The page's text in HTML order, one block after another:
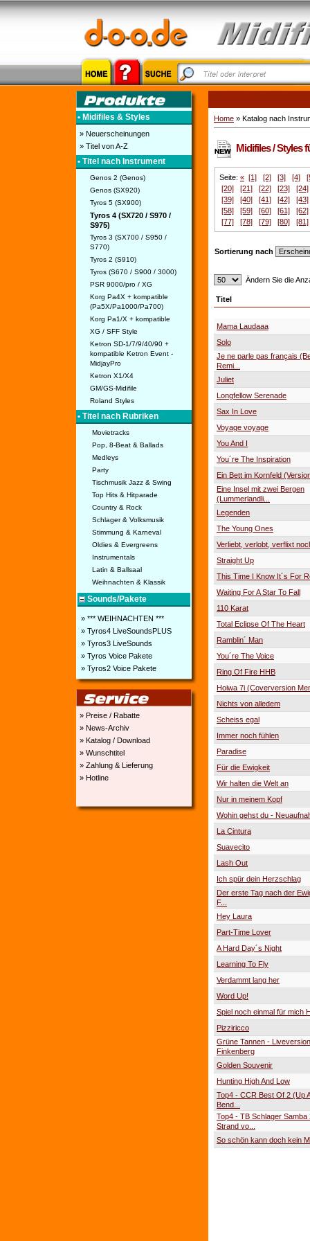
• Midifiles & Styles
» Neuerscheinungen
» Titel von A-Z
• Titel nach Instrument
Genos 2 (Genos)
Genos (SX920)
Tyros 5 (SX900)
Tyros 4 (SX720 / S970 /
S975)
Tyros 3 (SX700 / S950 /
S770)
Tyros 2 (S910)
Tyros (S670 / S900 / 3000)
PSR 9000/pro / XG
Korg Pa4X + kompatible
(Pa5X/Pa1000/Pa700)
Korg Pa1/X + kompatible
XG / SFF Style
Ketron SD-1/7/9/40/90 +
kompatible Ketron Event -
MidjayPro
Ketron X1/X4
GM/GS-Midifile
Roland Styles
• Titel nach Rubriken
Movietracks
Pop, 8-Beat & Ballads
Medleys
Party
Tischmusik Jazz & Swing
Top Hits & Hitparade
Country & Rock
Schlager & Volksmusik
Stimmung & Karneval
Oldies & Evergreens
Instrumentals
Latin & Ballsaal
Weihnachten & Klassik
Sounds/Pakete
» *** WEIHNACHTEN ***
» Tyros4 LiveSoundsPLUS
» Tyros3 LiveSounds
» Tyros Voice Pakete
» Tyros2 Voice Pakete
» Preise / Rabatte
» News-Archiv
» Katalog / Download
» Wunschtitel
» Zahlung & Lieferung
» Hotline
Home » Katalog nach
Midifiles / Styles
Seite: « [1] [2] [3] [4]
[20]
[21] [22] [23]
[24]
[39]
[40] [41] [42]
[43]
[58]
[59] [60] [61]
[62]
[77]
[78] [79] [80] [81]
Sortierung nach
Ändern Sie die
Titel
Mama Laudaaa
Solo
Je ne parle pas français
Remi...
Juliet
Longfellow Serenade
Sax In Love
Voyage voyage
You And I
You´re The Inspiration
Ein Bett im Kornfeld
Eine Insel mit zwei Bergen
(Lummerlandli...
Legenden
The Young Ones
Verliebt, verlobt, verflixt
Straight Up
This Time I Know It´s For
Waiting For A Star To Fall
110 Karat
Total Eclipse Of The Heart
Ramblin´ Man
You´re The Voice
Ring Of Fire HHB
Hoiwa 7i (Coverversion
Nichts von alledem
Scheiss egal
Immer noch fühlen
Paradise
Für die Ewigkeit
Wir halten die Welt an
Nur in meinem Kopf
Wohin gehst du -
La Cintura
Suavecito
Lash Out
Ich spür dein Herzschlag
Der erste Tag nach der
F...
Hey Laura
Part-Time Lover
A Hard Day´s Night
Learning To Fly
Verdammt lang her
Word Up!
Spiel noch einmal für mich
Pizziricco
Grüne Tannen - Liveversion
Finkenberg
Golden Souvenir
Hunting High And Low
Top4 - CCR Best Of 2 (Up
Bend...
Top4 - TB Schlager Samba
Strand vo...
So schön kann doch kein